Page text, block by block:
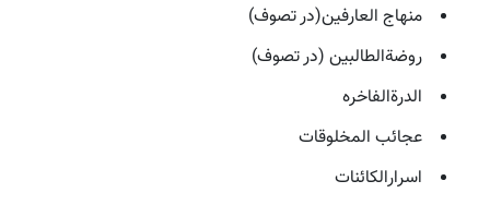
منهاج العارفین(در تصوف)
روضةالطالبین (در تصوف)
الدرةالفاخره
عجائب المخلوقات
اسرارالکائنات